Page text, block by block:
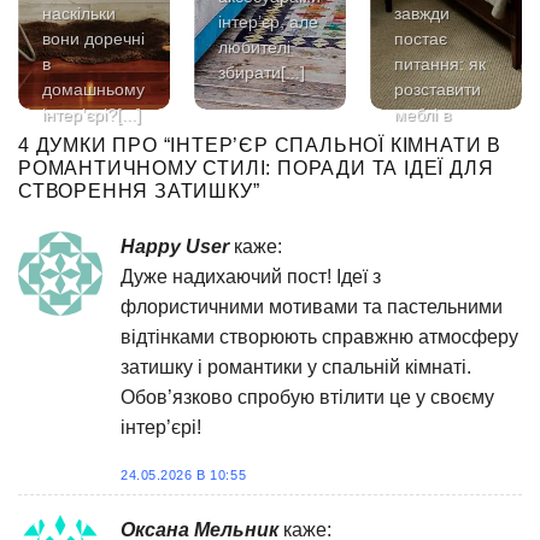
наскільки
вони доречні
в
домашньому
інтер’єрі?[...]
інтер’єр, але
любителі
збирати[...]
завжди
постає
питання: як
розставити
меблі в
спальні так,
щоб[...]
4 ДУМКИ ПРО “ ІНТЕР’ЄР СПАЛЬНОЇ КІМНАТИ В
РОМАНТИЧНОМУ СТИЛІ: ПОРАДИ ТА ІДЕЇ ДЛЯ
СТВОРЕННЯ ЗАТИШКУ”
Happy User каже:
Дуже надихаючий пост! Ідеї з
флористичними мотивами та пастельними
відтінками створюють справжню атмосферу
затишку і романтики у спальній кімнаті.
Обов’язково спробую втілити це у своєму
інтер’єрі!
24.05.2026 В 10:55
Оксана Мельник каже: